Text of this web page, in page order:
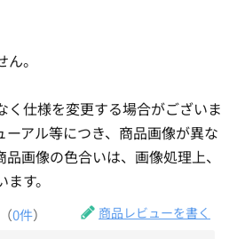
。
仕様を変更する場合がございま
ーアル等につき、商品画像が異な
画像の色合いは、画像処理上、
す。
（0件） 商品レビューを書く